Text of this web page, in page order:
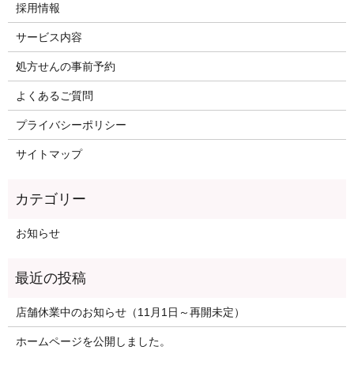
採用情報
サービス内容
処方せんの事前予約
よくあるご質問
プライバシーポリシー
サイトマップ
お知らせ
店舗休業中のお知らせ（11月1日～再開未定）
ホームページを公開しました。